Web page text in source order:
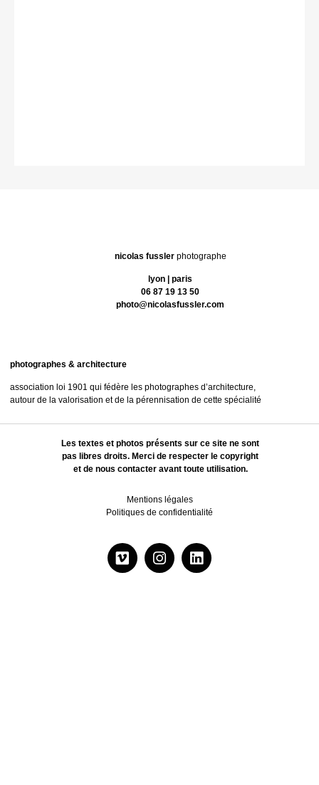
nicolas fussler photographe
lyon | paris
06 87 19 13 50
photo@nicolasfussler.com
photographes & architecture
association loi 1901 qui fédère les photographes d’architecture,
autour de la valorisation et de la pérennisation de cette spécialité
Les textes et photos présents sur ce site ne sont
pas libres droits. Merci de respecter le copyright
et de nous contacter avant toute utilisation.
Mentions légales
Politiques de confidentialité